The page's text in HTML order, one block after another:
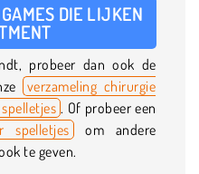
DIE LIJKEN
probeer dan ook de
verzameling chirurgie
. Of probeer een
spelletjes om andere
te geven.